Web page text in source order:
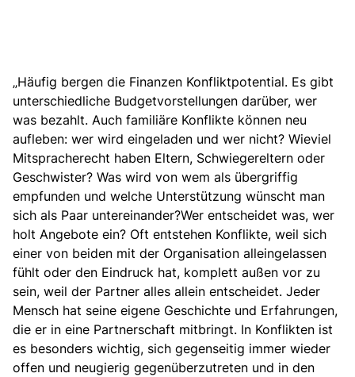
„Häufig bergen die Finanzen Konfliktpotential. Es gibt
unterschiedliche Budgetvorstellungen darüber, wer
was bezahlt. Auch familiäre Konflikte können neu
aufleben: wer wird eingeladen und wer nicht? Wieviel
Mitspracherecht haben Eltern, Schwiegereltern oder
Geschwister? Was wird von wem als übergriffig
empfunden und welche Unterstützung wünscht man
sich als Paar untereinander?Wer entscheidet was, wer
holt Angebote ein? Oft entstehen Konflikte, weil sich
einer von beiden mit der Organisation alleingelassen
fühlt oder den Eindruck hat, komplett außen vor zu
sein, weil der Partner alles allein entscheidet. Jeder
Mensch hat seine eigene Geschichte und Erfahrungen,
die er in eine Partnerschaft mitbringt. In Konflikten ist
es besonders wichtig, sich gegenseitig immer wieder
offen und neugierig gegenüberzutreten und in den